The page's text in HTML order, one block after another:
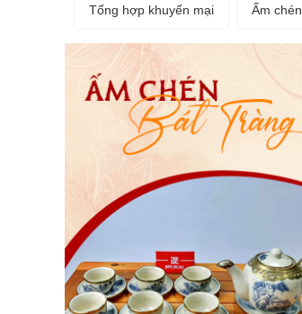
Tổng hợp khuyến mại Ấm chén
Phụ kiện ấm chén